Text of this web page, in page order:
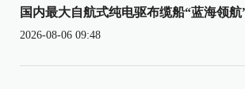
国内最大自航式纯电驱布缆船“蓝海领航
2026-08-06 09:48